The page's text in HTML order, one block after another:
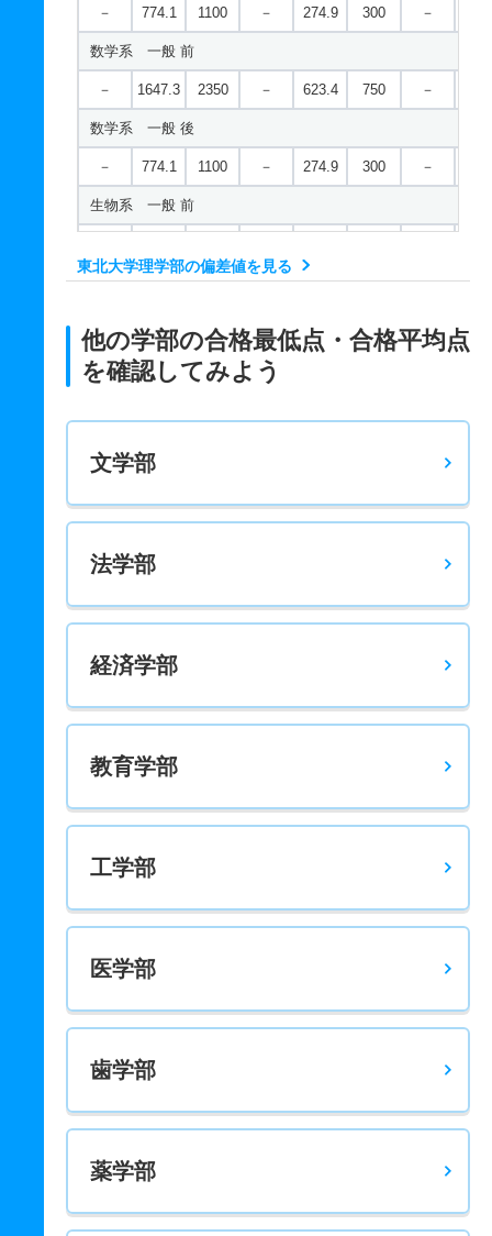
－ 774.1 1100 － 274.9 300 －
数学系 一般 前
－ 1647.3 2350 － 623.4 750 －
数学系 一般 後
－ 774.1 1100 － 274.9 300 －
生物系 一般 前
地球科学系 一般 前
地球科学系 一般 後
－ 1647.3
物理系 一般 後
－ 774.1
東北大学理学部の偏差値を見る
他の学部の合格最低点・合格平均点
を確認してみよう
文学部
法学部
経済学部
教育学部
工学部
医学部
歯学部
薬学部